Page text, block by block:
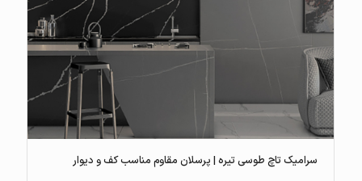
سرامیک تاچ طوسی تیره | پرسلان مقاوم مناسب کف و دیوار